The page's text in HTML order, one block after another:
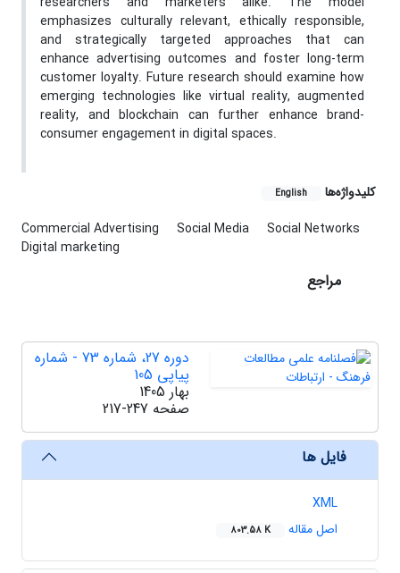
emphasizes culturally relevant, ethically responsible,
and strategically targeted approaches that can
enhance advertising outcomes and foster long-term
customer loyalty. Future research should examine how
emerging technologies like virtual reality, augmented
reality, and blockchain can further enhance brand-
consumer engagement in digital spaces.
کلیدواژه‌ها English
Commercial Advertising Social Media
Social Networks
Digital marketing
مراجع
دوره 27، شماره 73 - شماره
پیاپی 105
بهار 1405
صفحه 217-247
فایل ها
XML
اصل مقاله
803.58 K